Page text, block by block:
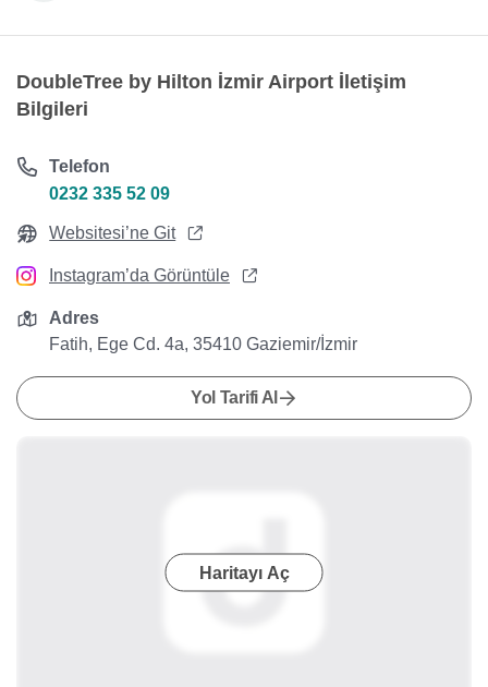
DoubleTree by Hilton İzmir Airport İletişim
Bilgileri
Telefon
0232 335 52 09
Websitesi’ne Git
Instagram’da Görüntüle
Adres
Fatih, Ege Cd. 4a, 35410 Gaziemir/İzmir
Yol Tarifi Al
Haritayı Aç